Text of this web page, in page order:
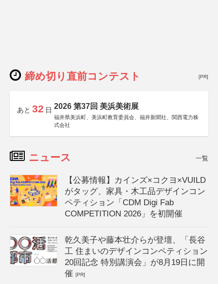
締め切り直前コンテスト [PR]
あと 32 日 2026 第37回 美浜美術展
福井県美浜町、美浜町教育委員会、福井新聞社、関西電力株
式会社
ニュース 一覧
【公募情報】カインズ×コクヨ×VUILD
がタッグ、家具・木工品デザインコン
ペティション「CDM Digi Fab
COMPETITION 2026」を初開催
乾久美子や藤本壮介らが登壇、「長谷
工 住まいのデザインコンペティション
20回記念 特別講演会」が8月19日に開
催[PR]